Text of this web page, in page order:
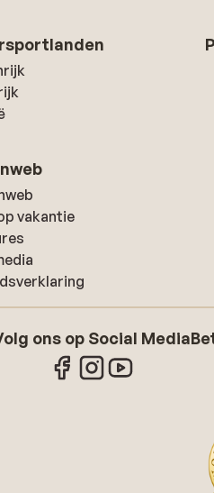
vakantie
ons op Social Media